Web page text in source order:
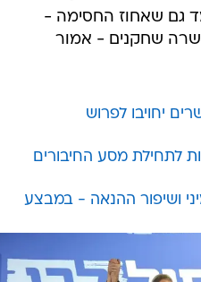
גם שאחוז החסימה -
שחקנים - אמור
יחויבו לפרוש
לתחילת מסע החיבורים
ושיפור ההנאה - במבצע